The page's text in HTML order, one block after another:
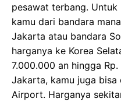
pesawat terbang.
kamu dari bandara
Jakarta atau bandara
harganya ke Korea
7.000.000 an hingga
Jakarta, kamu juga
Airport. Harganya